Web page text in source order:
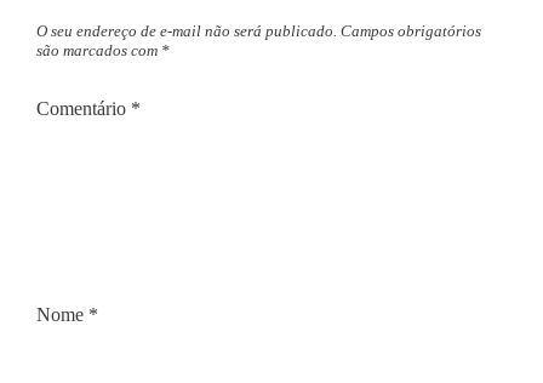
O seu endereço de e-mail não será publicado. Campos obrigatórios
são marcados com *
Comentário *
Nome *